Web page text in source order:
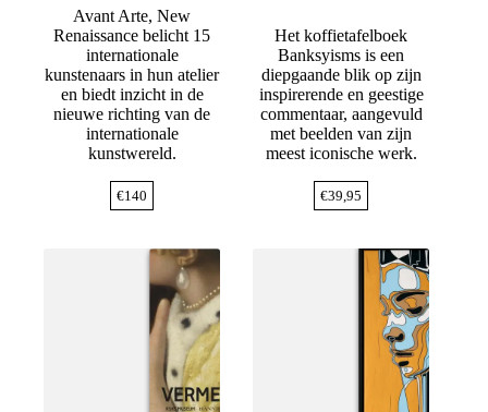
Avant Arte, New
Renaissance belicht 15
internationale
kunstenaars in hun atelier
en biedt inzicht in de
nieuwe richting van de
internationale
kunstwereld.
€140
Het koffietafelboek
Banksyisms is een
diepgaande blik op zijn
inspirerende en geestige
commentaar, aangevuld
met beelden van zijn
meest iconische werk.
€39,95